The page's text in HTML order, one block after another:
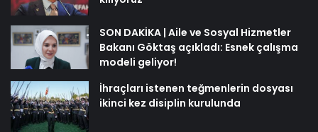
SON DAKİKA | Aile ve Sosyal Hizmetler
Bakanı Göktaş açıkladı: Esnek çalışma
modeli geliyor!
İhraçları istenen teğmenlerin dosyası
ikinci kez disiplin kurulunda